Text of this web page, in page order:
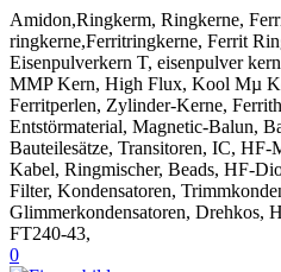
Amidon,Ringkerm, Ringkerne,
ringkerne,Ferritringkerne, Ferrit
Eisenpulverkern T, eisenpulver
MMP Kern, High Flux, Kool Mµ
Ferritperlen, Zylinder-Kerne,
Entstörmaterial, Magnetic-Balun,
Bauteilesätze, Transitoren, IC,
Kabel, Ringmischer, Beads, HF-
Filter, Kondensatoren,
Glimmerkondensatoren, Drehkos,
FT240-43,
0